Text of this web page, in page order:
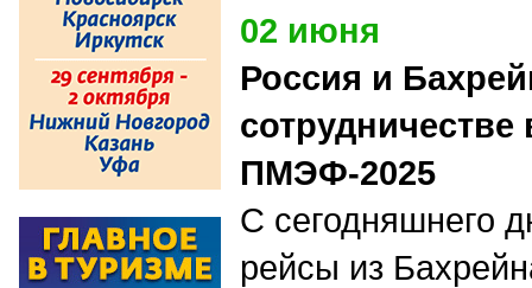
02 июня
Россия и
ПМЭФ-2025
С сегодняшнего
рейсы из